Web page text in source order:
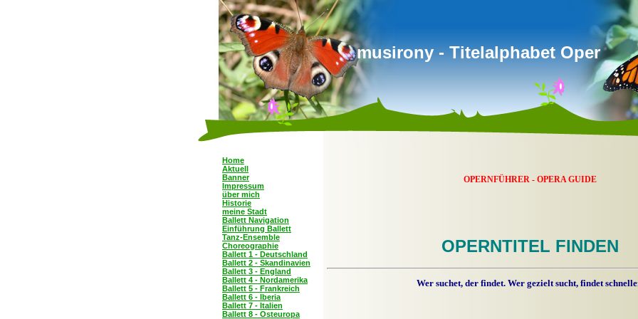
musirony - Titelalphabet Oper
Home
Aktuell
Banner
Impressum
über mich
Historie
meine Stadt
Ballett Navigation
Einführung Ballett
Tanz-Ensemble
Choreographie
Ballett 1 - Deutschland
Ballett 2 - Skandinavien
Ballett 3 - England
Ballett 4 - Nordamerika
Ballett 5 - Frankreich
Ballett 6 - Iberia
Ballett 7 - Italien
Ballett 8 - Osteuropa
OPERNFÜHRER - OPERA GUIDE
OPERNTITEL FINDEN
Wer suchet, der findet. Wer gezielt sucht, findet